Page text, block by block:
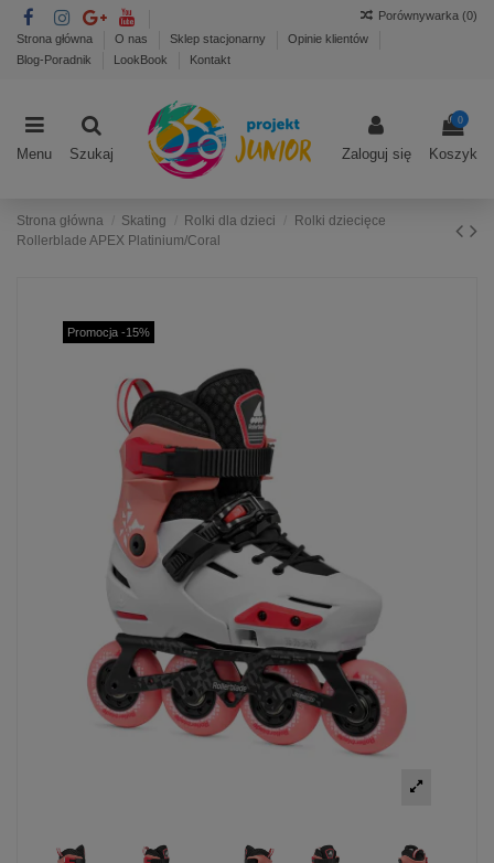
Strona główna O nas Sklep stacjonarny
Opinie klientów
Blog-Poradnik
LookBook Kontakt
Porównywarka (0)
Menu Szukaj Zaloguj się
0
Koszyk
Strona główna Skating Rolki dla dzieci
Rolki dziecięce
Rollerblade APEX Platinium/Coral
Promocja -15%